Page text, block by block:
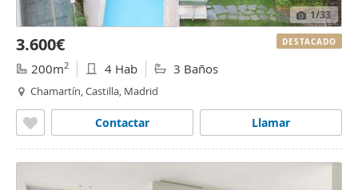
1/33
3.600€
200m2 4 Hab 3 Baños
Chamartín, Castilla, Madrid
Llamar
Contactar
DESTACADO